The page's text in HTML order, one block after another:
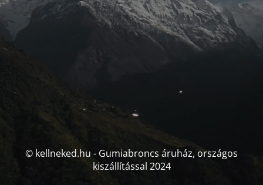
© kellneked.hu - Gumiabroncs áruház, országos
kiszállítással 2024